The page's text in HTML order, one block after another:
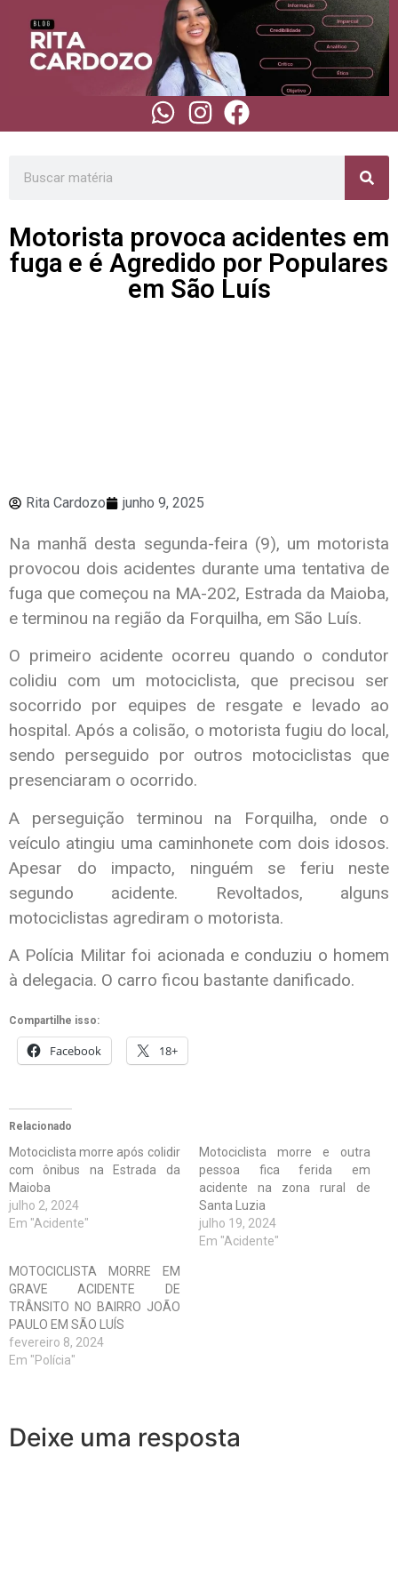
Motorista provoca acidentes em
fuga e é Agredido por Populares
em São Luís
Rita Cardozo junho 9, 2025
Na manhã desta segunda-feira (9), um motorista
provocou dois acidentes durante uma tentativa de
fuga que começou na MA-202, Estrada da Maioba,
e terminou na região da Forquilha, em São Luís.
O primeiro acidente ocorreu quando o condutor
colidiu com um motociclista, que precisou ser
socorrido por equipes de resgate e levado ao
hospital. Após a colisão, o motorista fugiu do local,
sendo perseguido por outros motociclistas que
presenciaram o ocorrido.
A perseguição terminou na Forquilha, onde o
veículo atingiu uma caminhonete com dois idosos.
Apesar do impacto, ninguém se feriu neste
segundo acidente. Revoltados, alguns
motociclistas agrediram o motorista.
A Polícia Militar foi acionada e conduziu o homem
à delegacia. O carro ficou bastante danificado.
Compartilhe isso:
Facebook 18+
Relacionado
Motociclista morre após colidir
com ônibus na Estrada da
Maioba
julho 2, 2024
Em "Acidente"
Motociclista morre e outra
pessoa fica ferida em
acidente na zona rural de
Santa Luzia
julho 19, 2024
Em "Acidente"
MOTOCICLISTA MORRE EM
GRAVE ACIDENTE DE
TRÂNSITO NO BAIRRO JOÃO
PAULO EM SÃO LUÍS
fevereiro 8, 2024
Em "Polícia"
Deixe uma resposta